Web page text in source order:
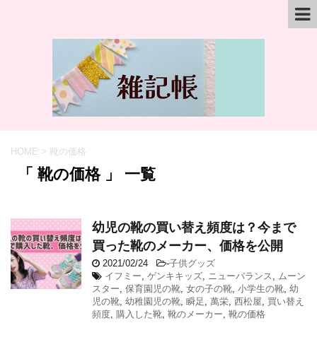
HOME > 靴の価格
「 靴の価格 」 一覧
幼児の靴の買い替え頻度は？今まで
買った靴のメーカー、価格を公開
2021/02/24 -子供グッズ
イフミー, ゲンキキッズ, ニューバランス , ムーン
スター, 保育園児の靴, 女の子の靴, 小学生の靴, 幼
児の靴, 幼稚園児の靴, 瞬足 , 萬栄, 西松屋, 買い替え
頻度, 購入した靴, 靴のメーカー, 靴の価格